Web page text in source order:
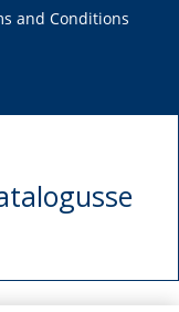
and Conditions